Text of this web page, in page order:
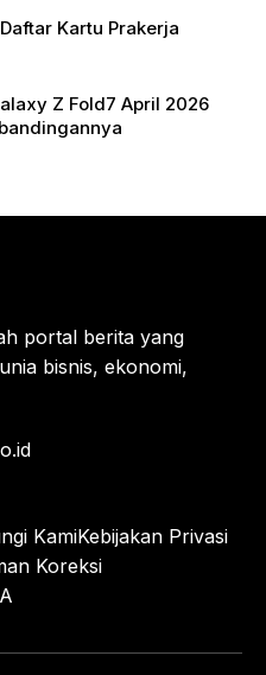
Kartu Prakerja
Z Fold7 April 2026
portal berita yang
bisnis, ekonomi,
KamiKebijakan Privasi
Koreksi